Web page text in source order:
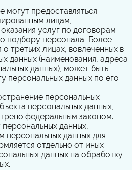
могут предоставляться
лицам,
услуг по договорам
подбору персонала. Более
третьих лицах, вовлеченных в
данных (наименования, адреса
данных), может быть
персональных данных по его
персональных
персональных данных,
федеральным законом.
данных,
персональных данных для
отдельно от иных
данных на обработку